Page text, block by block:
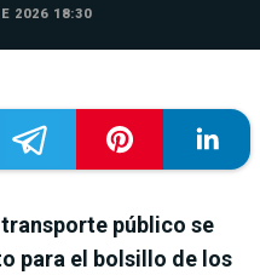
2026 18:30
público se
para el bolsillo de los